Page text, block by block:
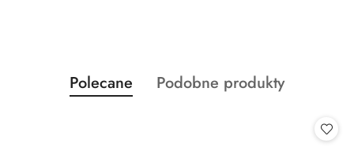
Pomiń karuzelę produktów
Produkty
o
Polecane
Produkty
Podobne produkty